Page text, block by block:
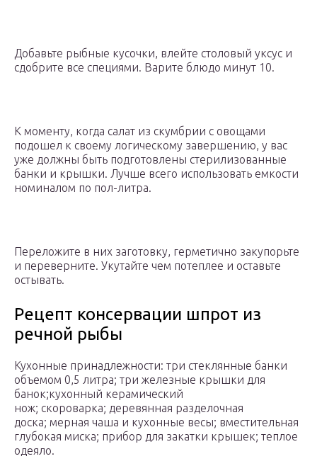
Добавьте рыбные кусочки, влейте столовый уксус и
сдобрите все специями. Варите блюдо минут 10.
К моменту, когда салат из скумбрии с овощами
подошел к своему логическому завершению, у вас
уже должны быть подготовлены стерилизованные
банки и крышки. Лучше всего использовать емкости
номиналом по пол-литра.
Переложите в них заготовку, герметично закупорьте
и переверните. Укутайте чем потеплее и оставьте
остывать.
Рецепт консервации шпрот из
речной рыбы
Кухонные принадлежности: три стеклянные банки
объемом 0,5 литра; три железные крышки для
банок;кухонный керамический
нож; скороварка; деревянная разделочная
доска; мерная чаша и кухонные весы; вместительная
глубокая миска; прибор для закатки крышек; теплое
одеяло.